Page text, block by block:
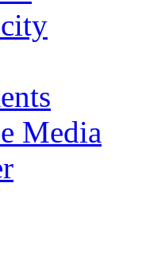
Media